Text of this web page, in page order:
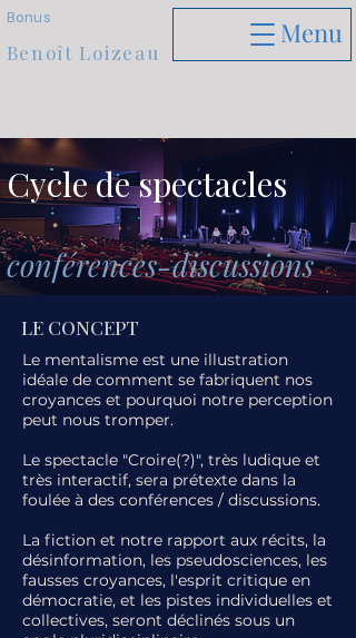
Menu
Benoît Loizeau
Bonus
Cycle de spectacles
conférences-discussions
LE CONCEPT
Le mentalisme est une illustration
idéale de comment se fabriquent nos
croyances et pourquoi notre perception
peut nous tromper.
Le spectacle "Croire(?)", très ludique et
très interactif, sera prétexte dans la
foulée à des conférences / discussions.
La fiction et notre rapport aux récits, la
désinformation, les pseudosciences, les
fausses croyances, l'esprit critique en
démocratie, et les pistes individuelles et
collectives, seront déclinés sous un